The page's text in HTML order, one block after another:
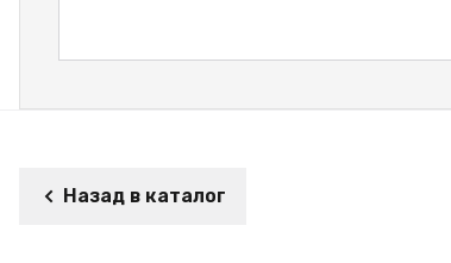
Назад в каталог